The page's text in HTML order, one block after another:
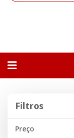
Alternar
Filtros
Preço